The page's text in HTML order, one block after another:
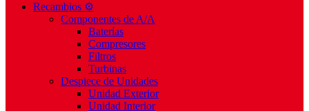
Recambios ⚙️
Componentes de A/A
Baterías
Compresores
Filtros
Turbinas
Despiece de Unidades
Unidad Exterior
Unidad Interior